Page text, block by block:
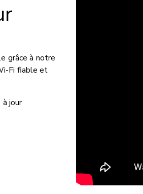
grâce à notre
Fi fiable et
jour